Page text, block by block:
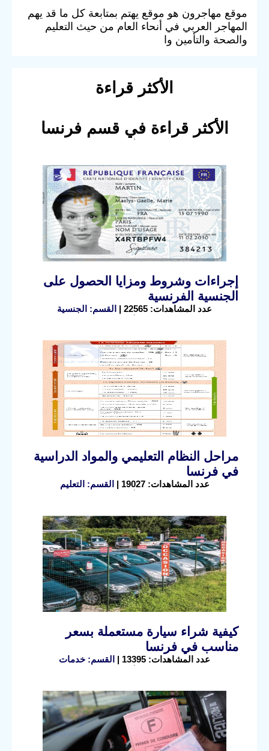
موقع مهاجرون هو موقع يهتم بمتابعة كل ما قد يهم
المهاجر العربي في أنحاء العام من حيث التعليم
والصحة والتأمين وا
الأكثر قراءة
الأكثر قراءة في قسم فرنسا
إجراءات وشروط ومزايا الحصول على
الجنسية الفرنسية
عدد المشاهدات: 22565 | القسم: الجنسية
مراحل النظام التعليمي والمواد الدراسية
في فرنسا
عدد المشاهدات: 19027 | القسم: التعليم
كيفية شراء سيارة مستعملة بسعر
مناسب في فرنسا
عدد المشاهدات: 13395 | القسم: خدمات